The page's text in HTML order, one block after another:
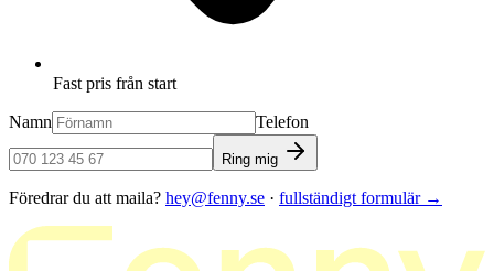
Fast pris från start
Namn Telefon
Ring mig
Föredrar du att maila? hey@fenny.se · fullständigt formulär→